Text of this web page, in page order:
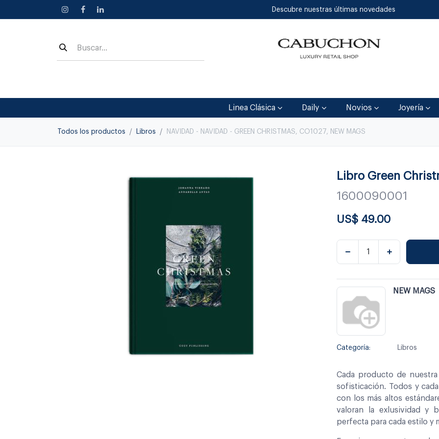
Descubre nuestras últimas novedades
Linea Clásica Daily Novios Joyería
Todos los productos Libros NAVIDAD - NAVIDAD - GREEN CHRISTMAS, CO1027, NEW MAGS
Libro Green
1600090001
US$ 49.00
NEW MAGS
Categoría: Libros
Cada producto de
sofisticación. Todos y
con los más altos
valoran la exlusividad y
perfecta para cada estilo y